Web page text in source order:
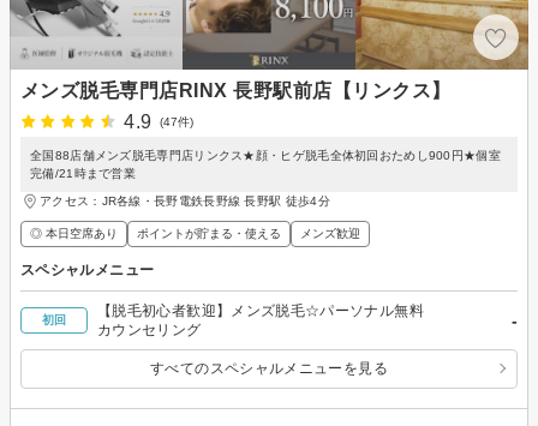
メンズ脱毛専門店RINX 長野駅前店【リンクス】
4.9
(47件)
全国88店舗メンズ脱毛専門店リンクス★顔・ヒゲ脱毛全体初回おためし900円★個室
完備/21時まで営業
アクセス：JR各線・長野電鉄長野線 長野駅 徒歩4分
◎ 本日空席あり ポイントが貯まる・使える メンズ歓迎
スペシャルメニュー
初回
【脱毛初心者歓迎】メンズ脱毛☆パーソナル無料
カウンセリング
-
すべてのスペシャルメニューを見る